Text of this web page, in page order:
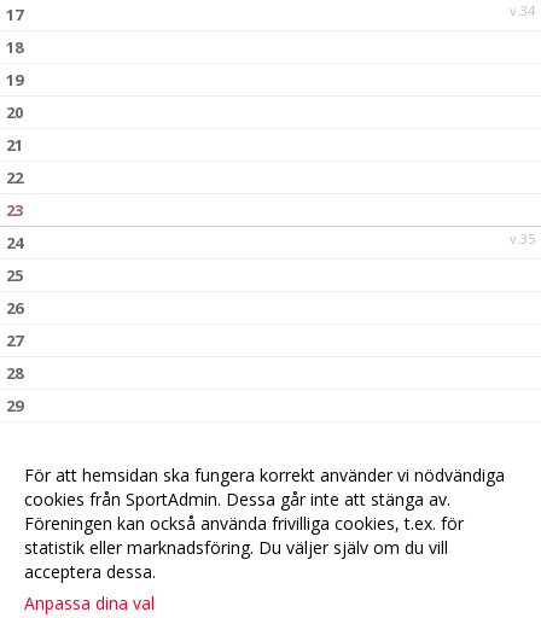
v.34
17
18
19
20
21
22
23
v.35
24
25
26
27
28
29
För att hemsidan ska fungera korrekt använder vi nödvändiga
cookies från SportAdmin. Dessa går inte att stänga av.
Föreningen kan också använda frivilliga cookies, t.ex. för
statistik eller marknadsföring. Du väljer själv om du vill
acceptera dessa.
Anpassa dina val